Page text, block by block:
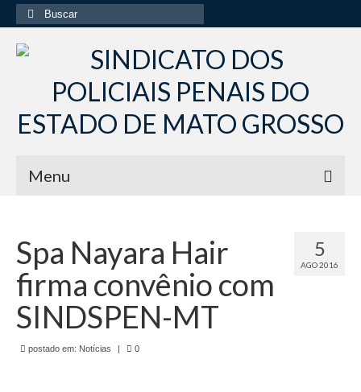
Buscar
por:
Menu
Institucional
Diretoria Sindsppen
Histórico do Sindsppen
Histórico do Sistema Penitenciário do Estado
5
AGO 2016
Spa Nayara Hair
firma convênio com
SINDSPEN-MT
postado em: Notícias | 0